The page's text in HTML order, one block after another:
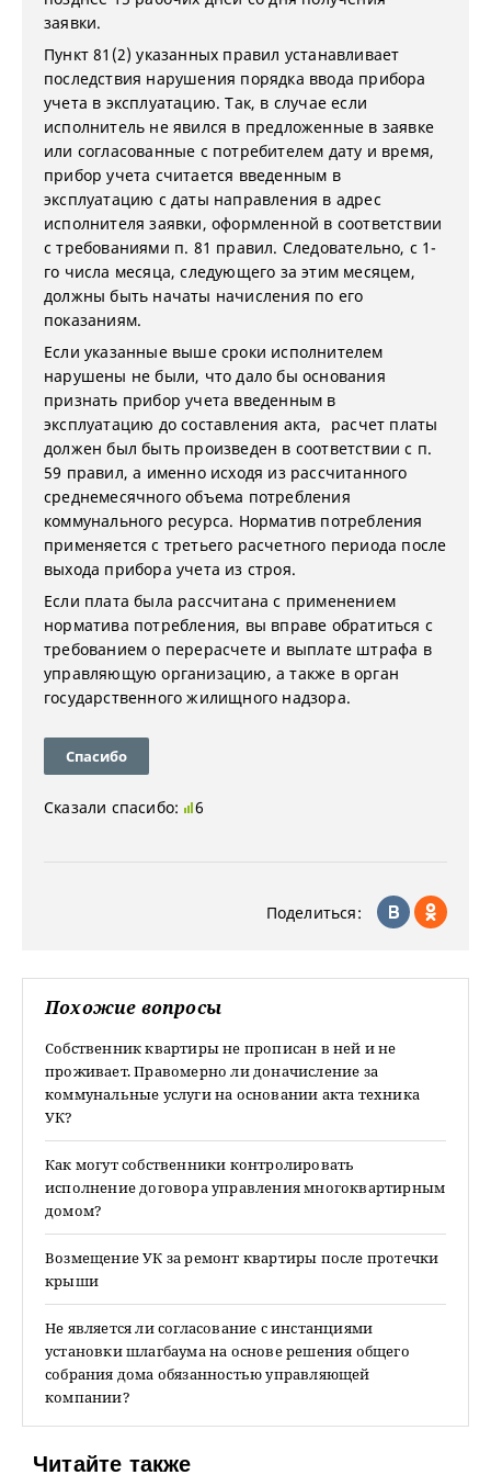
заявки.
Пункт 81(2) указанных правил устанавливает
последствия нарушения порядка ввода прибора
учета в эксплуатацию. Так, в случае если
исполнитель не явился в предложенные в заявке
или согласованные с потребителем дату и время,
прибор учета считается введенным в
эксплуатацию с даты направления в адрес
исполнителя заявки, оформленной в соответствии
с требованиями п. 81 правил. Следовательно, с 1-
го числа месяца, следующего за этим месяцем,
должны быть начаты начисления по его
показаниям.
Если указанные выше сроки исполнителем
нарушены не были, что дало бы основания
признать прибор учета введенным в
эксплуатацию до составления акта, расчет платы
должен был быть произведен в соответствии с п.
59 правил, а именно исходя из рассчитанного
среднемесячного объема потребления
коммунального ресурса. Норматив потребления
применяется с третьего расчетного периода после
выхода прибора учета из строя.
Если плата была рассчитана с применением
норматива потребления, вы вправе обратиться с
требованием о перерасчете и выплате штрафа в
управляющую организацию, а также в орган
государственного жилищного надзора.
Спасибо
Сказали спасибо: 6
Поделиться:
Похожие вопросы
Собственник квартиры не прописан в ней и не
проживает. Правомерно ли доначисление за
коммунальные услуги на основании акта техника
УК?
Как могут собственники контролировать
исполнение договора управления многоквартирным
домом?
Возмещение УК за ремонт квартиры после протечки
крыши
Не является ли согласование с инстанциями
установки шлагбаума на основе решения общего
собрания дома обязанностью управляющей
компании?
Читайте также